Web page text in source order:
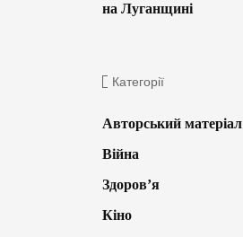
на Луганщині
Категорії
Авторський матеріал
Війна
Здоров’я
Кіно